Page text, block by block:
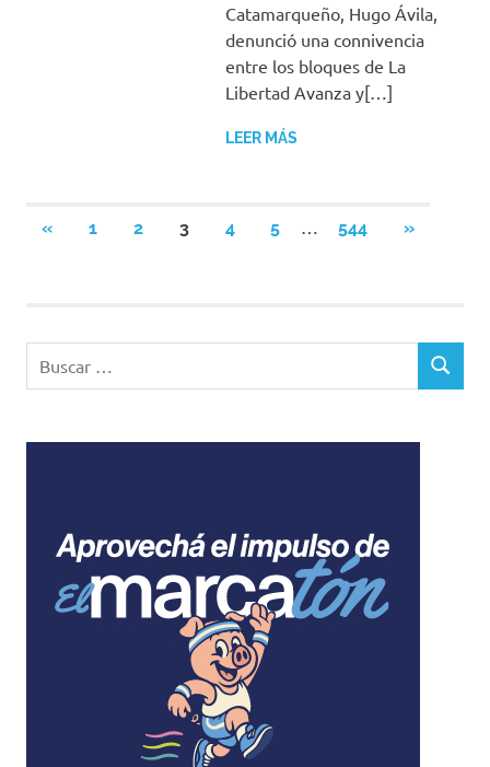
Catamarqueño, Hugo Ávila,
denunció una connivencia
entre los bloques de La
Libertad Avanza y[…]
LEER MÁS
Paginación
«ENTRADAS
1 2 3 4 5 … 544 »
BUSCAR